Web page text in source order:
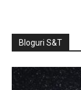
Bloguri S&T